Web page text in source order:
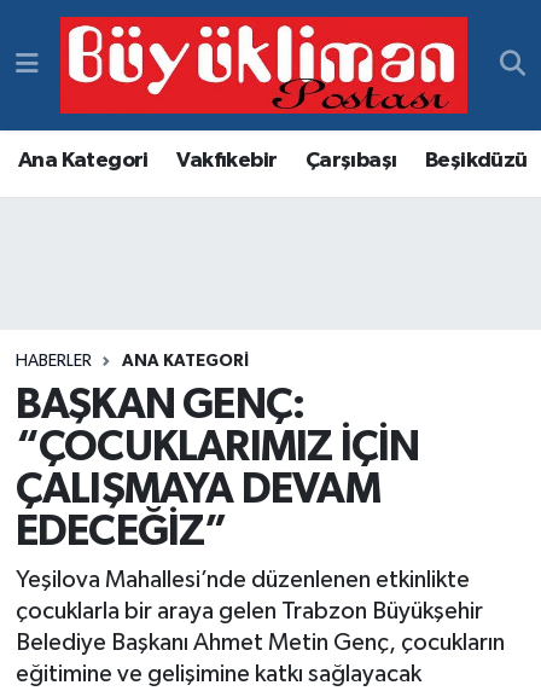
Ana Kategori Vakfıkebir Çarşıbaşı Beşikdüzü
HABERLER ANA KATEGORI
BAŞKAN GENÇ:
“ÇOCUKLARIMIZ İÇİN
ÇALIŞMAYA DEVAM
EDECEĞİZ”
Yeşilova Mahallesi’nde düzenlenen etkinlikte
çocuklarla bir araya gelen Trabzon Büyükşehir
Belediye Başkanı Ahmet Metin Genç, çocukların
eğitimine ve gelişimine katkı sağlayacak
Vakfıkebir Hava Durumu
Vakfıkebir Trafik Yoğunluk Haritası
Haber Arşivi